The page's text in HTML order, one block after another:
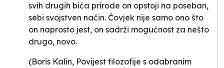
svih drugih bića prirode on opstoji na poseban,
sebi svojstven način. Čovjek nije samo ono što
on naprosto jest, on sadrži mogućnost za nešto
drugo, novo.
(Boris Kalin, Povijest filozofije s odabranim